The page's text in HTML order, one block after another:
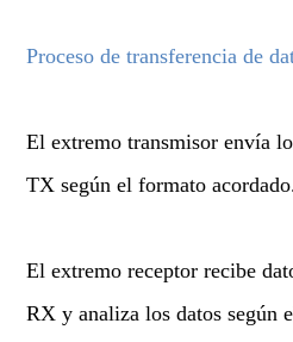
Proceso de transferencia de
El extremo transmisor envía
TX según el formato
El extremo receptor recibe
RX y analiza los datos según